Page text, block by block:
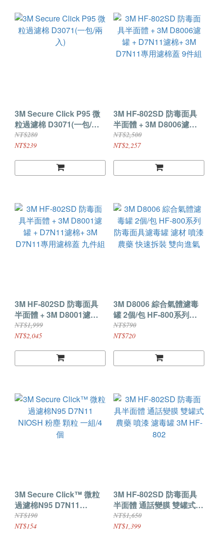
3M Secure Click P95 微
粒過濾棉 D3071(一包/兩
入)
NT$280
NT$239
3M HF-802SD 防毒面具
半面體 + 3M D8006濾罐 +
D7N11濾棉+ 3M D7N11
專用濾棉蓋 9件組
NT$2,500
NT$2,257
3M HF-802SD 防毒面具
半面體 + 3M D8001濾罐 +
D7N11濾棉+ 3M D7N11
專用濾棉蓋 九件組
NT$1,999
NT$2,045
3M D8006 綜合氣體濾毒
罐 2個/包 HF-800系列防
毒面具濾毒罐 濾材 噴漆
農藥 快速拆裝 雙向進氣
NT$790
NT$720
3M Secure Click™ 微粒
過濾棉N95 D7N11
NIOSH 粉塵 顆粒 一組/4
個
NT$190
NT$154
3M HF-802SD 防毒面具
半面體 通話變膜 雙罐式
農藥 噴漆 濾毒罐 3M HF-
802
NT$1,650
NT$1,399